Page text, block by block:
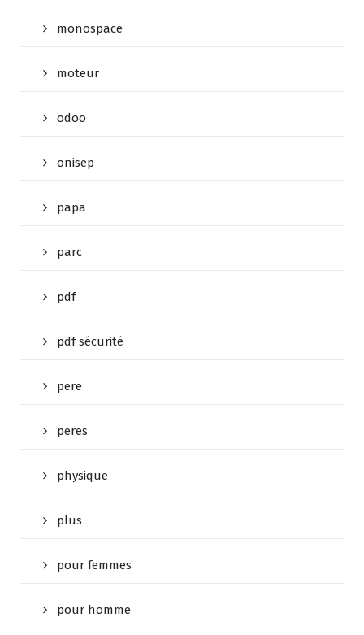
monospace
moteur
odoo
onisep
papa
parc
pdf
pdf sécurité
pere
peres
physique
plus
pour femmes
pour homme